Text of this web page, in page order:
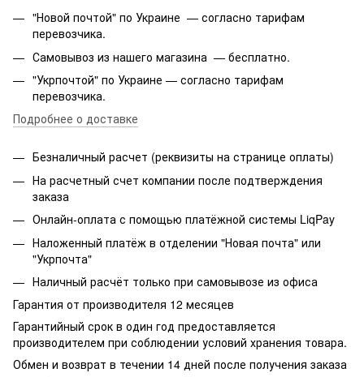
"Новой почтой" по Украине — согласно тарифам
перевозчика.
Самовывоз из нашего магазина — бесплатно.
"Укрпочтой" по Украине — согласно тарифам
перевозчика.
Подробнее о доставке
Безналичный расчет (реквизиты на странице оплаты)
На расчетный счет компании после подтверждения
заказа
Онлайн-оплата с помощью платёжной системы LiqPay
Наложенный платёж в отделении "Новая почта" или
"Укрпочта"
Наличный расчёт только при самовывозе из офиса
Гарантия от производителя 12 месяцев
Гарантийный срок в один год предоставляется
производителем при соблюдении условий хранения товара.
Обмен и возврат в течении 14 дней после получения заказа